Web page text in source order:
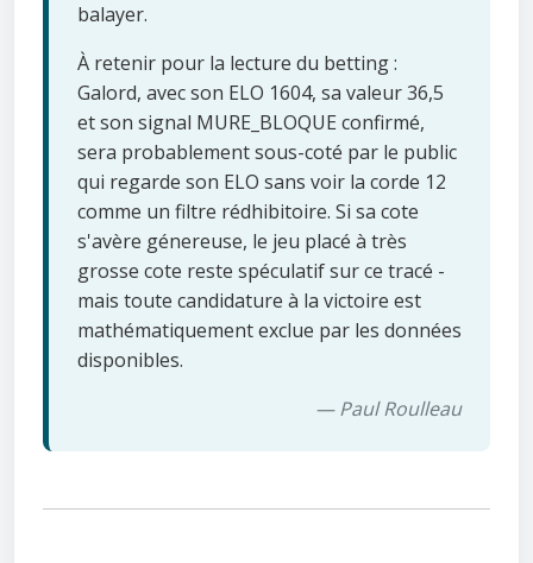
balayer.
À retenir pour la lecture du betting :
Galord, avec son ELO 1604, sa valeur 36,5
et son signal MURE_BLOQUE confirmé,
sera probablement sous-coté par le public
qui regarde son ELO sans voir la corde 12
comme un filtre rédhibitoire. Si sa cote
s'avère génereuse, le jeu placé à très
grosse cote reste spéculatif sur ce tracé -
mais toute candidature à la victoire est
mathématiquement exclue par les données
disponibles.
— Paul Roulleau